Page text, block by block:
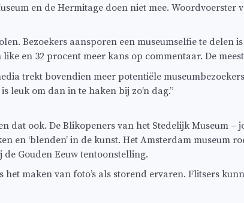
en de Hermitage doen niet mee.
Bezoekers aansporen een museumselfie te delen
en 32 procent meer kans op commentaar. De
trekt bovendien meer potentiële
leuk om dan in te haken bij zo’n dag.”
dat ook. De Blikopeners van het Stedelijk Museum
en ‘blenden’ in de kunst. Het Amsterdam museum
Gouden Eeuw tentoonstelling.
het maken van foto’s als storend ervaren. Flitsers